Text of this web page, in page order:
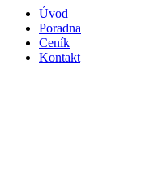
Úvod
Poradna
Ceník
Kontakt